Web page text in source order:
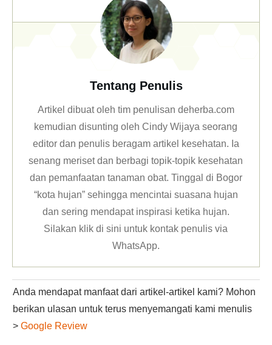
Tentang Penulis
Artikel dibuat oleh tim penulisan deherba.com
kemudian disunting oleh Cindy Wijaya seorang
editor dan penulis beragam artikel kesehatan. Ia
senang meriset dan berbagi topik-topik kesehatan
dan pemanfaatan tanaman obat. Tinggal di Bogor
“kota hujan” sehingga mencintai suasana hujan
dan sering mendapat inspirasi ketika hujan.
Silakan klikdi sini untuk kontak penulis via
WhatsApp.
Anda mendapat manfaat dari artikel-artikel kami? Mohon
berikan ulasan untuk terus menyemangati kami menulis
> Google Review